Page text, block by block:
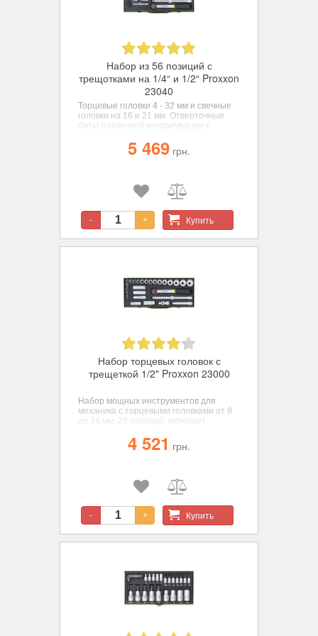
Набор из 56 позиций с
трещотками на 1/4“ и 1/2“ Proxxon
23040
Торцевые головки 4 - 32 мм и свечные
головки на 16 и 21 мм. Отверточные
биты различной конфигурации с
ключи от 1,25 до 3 мм. Крепкий сварной
конструкции стальной бокс. Окрашен
хранение каждой позиции набора.
Идеальное сочетание высокого
5 469 грн.
- + Купить
Набор торцевых головок с
трещеткой 1/2" Proxxon 23000
Набор мощных инструментов для
механика с торцевыми головками от 8
до 34 мм. 29 позиций, включает
деформации вкладыш из
полипропилена. Четкая, надежная
стали 31 CrV3. Классика, проверенная
4 521 грн.
- + Купить